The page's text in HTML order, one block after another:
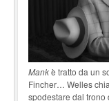
Mankè tratto da un
Fincher… Welles
spodestare dal trono